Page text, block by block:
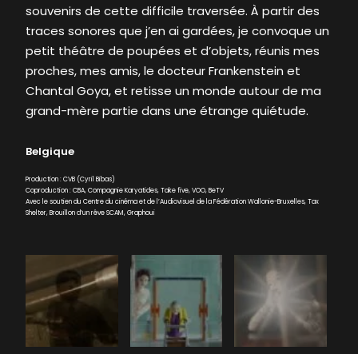
souvenirs de cette difficile traversée. À partir des
traces sonores que j’en ai gardées, je convoque un
petit théâtre de poupées et d’objets, réunis mes
proches, mes amis, le docteur Frankenstein et
Chantal Goya, et retisse un monde autour de ma
grand-mère partie dans une étrange quiétude.
Belgique
Production : CVB (Cyril Bibas)
Coproduction : CBA, Compagnie Karyatides, Take five, VOO, BeTV
Avec le soutien du Centre du cinéma et de l’Audiovisuel de la Fédération Wallonie-Bruxelles, Tax
Shelter, Brouillon d’un rêve SCAM, Graphoui